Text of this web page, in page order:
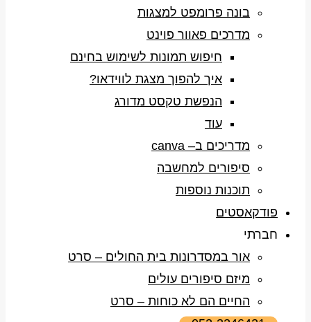
בונה פרומפט למצגות
מדרכים פאוור פוינט
חיפוש תמונות לשימוש בחינם
איך להפוך מצגת לווידאו?
הנפשת טקסט מדורג
עוד
מדריכים ב– canva
סיפורים למחשבה
תוכנות נוספות
פודקאסטים
חברתי
אור במסדרונות בית החולים – סרט
מיזם סיפורים עולים
החיים הם לא כוחות – סרט